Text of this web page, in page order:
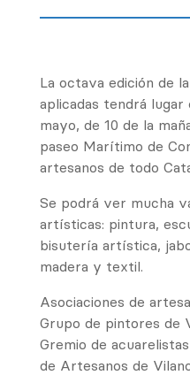
La octava edición de
aplicadas tendrá
mayo, de 10 de la
paseo Marítimo de
artesanos de todo
Se podrá ver mucha
artísticas: pintura,
bisutería artística,
madera y textil.
Asociaciones de
Grupo de pintores de
Gremio de
de Artesanos de